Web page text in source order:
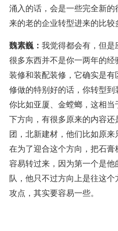
涌入的话，会是一些完全新
来的老的企业转型进来的比较
魏素巍： 我觉得都会有，但是
很多东西并不是你一两年的
装修和装配装修，它确实是
修做的特别好的话，你转型到
你比如亚厦、金螳螂，这相
下方向，有很多原来的内容
团，北新建材，他们比如原
在为了迎合这个方向，把石
容易转过来，因为第一个是他
队，他只不过方向上是往这
攻点，其实要容易一些。